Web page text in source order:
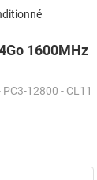
1600MHz
12800 - CL11